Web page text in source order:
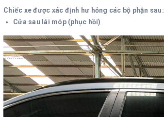
Chiếc xe được xác định hư hỏng các bộ phận sau:
Cửa sau lái móp (phục hồi)